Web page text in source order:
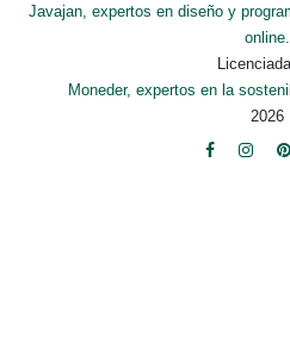
Javajan, expertos en diseño y
online.
Moneder, expertos en la
2026